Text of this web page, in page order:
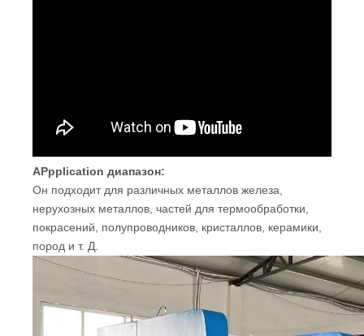
APpplication диапазон:
Он подходит для различных металлов железа,
нерухозных металлов, частей для термообработки,
покрасений, полупроводников, кристаллов, керамики,
пород и т. Д.